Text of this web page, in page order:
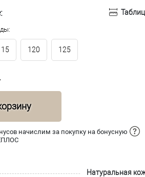
120 125
начислим за покупку на бонусную
Натуральная